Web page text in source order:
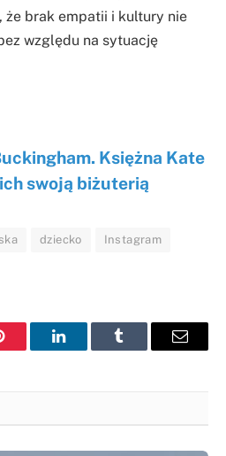
że brak empatii i kultury nie
względu na sytuację
Księżna Kate
swoją biżuterią
dziecko Instagram
LinkedInTumblr Email